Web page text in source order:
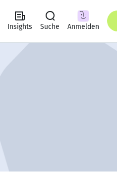
Insights Suche Anmelden